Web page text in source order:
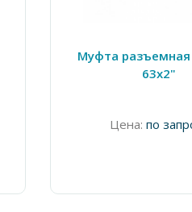
Муфта разъемная
63х2"
Цена: по